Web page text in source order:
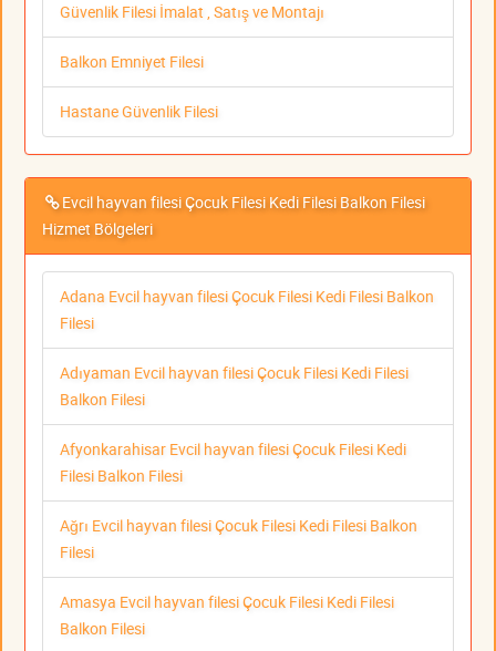
Güvenlik Filesi İmalat , Satış ve Montajı
Balkon Emniyet Filesi
Hastane Güvenlik Filesi
Evcil hayvan filesi Çocuk Filesi Kedi Filesi Balkon Filesi
Hizmet Bölgeleri
Adana Evcil hayvan filesi Çocuk Filesi Kedi Filesi Balkon
Filesi
Adıyaman Evcil hayvan filesi Çocuk Filesi Kedi Filesi
Balkon Filesi
Afyonkarahisar Evcil hayvan filesi Çocuk Filesi Kedi
Filesi Balkon Filesi
Ağrı Evcil hayvan filesi Çocuk Filesi Kedi Filesi Balkon
Filesi
Amasya Evcil hayvan filesi Çocuk Filesi Kedi Filesi
Balkon Filesi